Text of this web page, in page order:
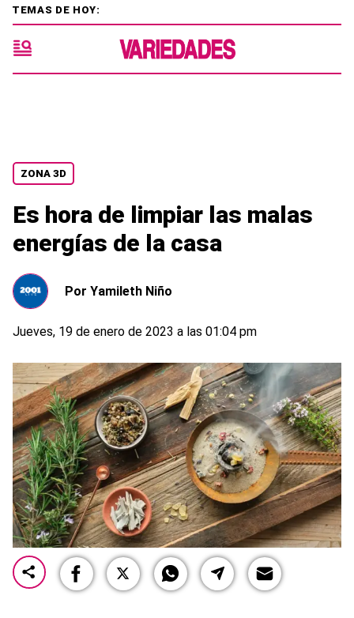
ZONA 3D
Es hora de limpiar las malas
energías de la casa
Por Yamileth Niño
Jueves, 19 de enero de 2023 a las 01:04 pm
TEMAS DE HOY: